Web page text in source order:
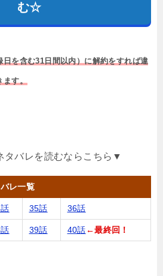
む☆
を含む31日間以内）に解約をすれば違
ます。
タバレを読むならこちら▼
レ一覧
35話 36話
39話 40話 ←最終回！